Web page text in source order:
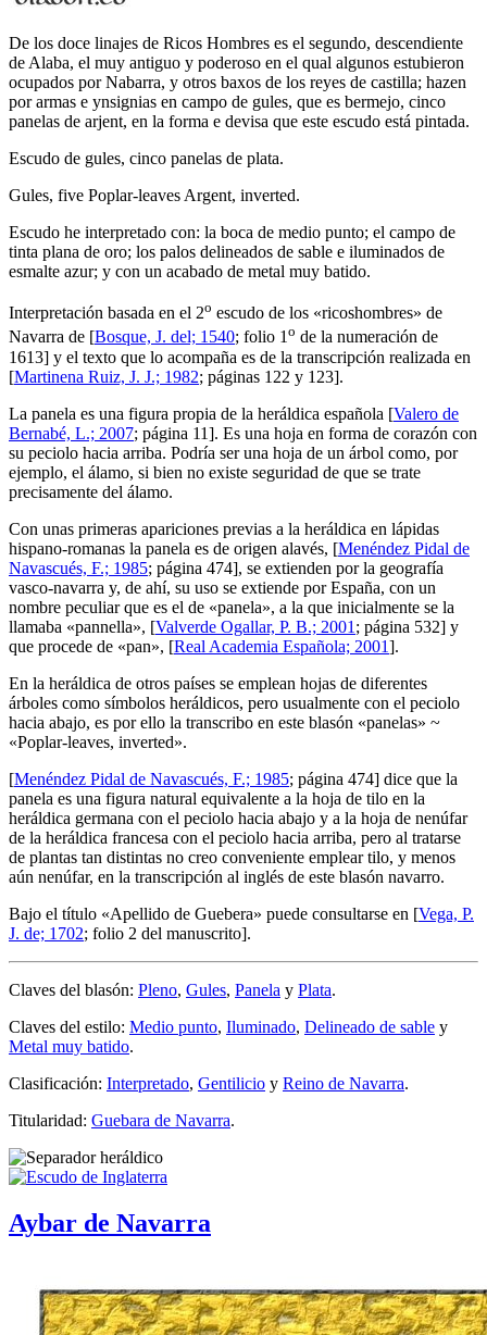
De los doce linajes de Ricos Hombres es el segundo, descendiente
de Alaba, el muy antiguo y poderoso en el qual algunos estubieron
ocupados por Nabarra, y otros baxos de los reyes de castilla; hazen
por armas e ynsignias en campo de gules, que es bermejo, cinco
panelas de arjent, en la forma e devisa que este escudo está pintada.
Escudo de gules, cinco panelas de plata.
Gules, five Poplar-leaves Argent, inverted.
Escudo he interpretado con: la boca de medio punto; el campo de
tinta plana de oro; los palos delineados de sable e iluminados de
esmalte azur; y con un acabado de metal muy batido.
Interpretación basada en el 2o escudo de los «ricoshombres» de
Navarra de [Bosque, J. del; 1540; folio 1o de la numeración de
1613] y el texto que lo acompaña es de la transcripción realizada en
[Martinena Ruiz, J. J.; 1982; páginas 122 y 123].
La panela es una figura propia de la heráldica española [Valero de
Bernabé, L.; 2007; página 11]. Es una hoja en forma de corazón con
su peciolo hacia arriba. Podría ser una hoja de un árbol como, por
ejemplo, el álamo, si bien no existe seguridad de que se trate
precisamente del álamo.
Con unas primeras apariciones previas a la heráldica en lápidas
hispano-romanas la panela es de origen alavés, [Menéndez Pidal de
Navascués, F.; 1985; página 474], se extienden por la geografía
vasco-navarra y, de ahí, su uso se extiende por España, con un
nombre peculiar que es el de «panela», a la que inicialmente se la
llamaba «pannella», [Valverde Ogallar, P. B.; 2001 ; página 532] y
que procede de «pan», [Real Academia Española; 2001].
En la heráldica de otros países se emplean hojas de diferentes
árboles como símbolos heráldicos, pero usualmente con el peciolo
hacia abajo, es por ello la transcribo en este blasón «panelas» ~
«Poplar-leaves, inverted».
[Menéndez Pidal de Navascués, F.; 1985; página 474] dice que la
panela es una figura natural equivalente a la hoja de tilo en la
heráldica germana con el peciolo hacia abajo y a la hoja de nenúfar
de la heráldica francesa con el peciolo hacia arriba, pero al tratarse
de plantas tan distintas no creo conveniente emplear tilo, y menos
aún nenúfar, en la transcripción al inglés de este blasón navarro.
Bajo el título «Apellido de Guebera» puede consultarse en [Vega, P.
J. de; 1702; folio 2 del manuscrito].
Claves del blasón: Pleno, Gules, Panela y Plata.
Claves del estilo: Medio punto, Iluminado, Delineado de sable y
Metal muy batido.
Clasificación: Interpretado, Gentilicio y Reino de Navarra.
Titularidad: Guebara de Navarra.
Aybar de Navarra